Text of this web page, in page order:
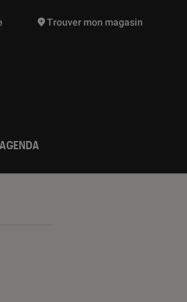
vont vous être proposées
Trouver mon magasin
AGENDA